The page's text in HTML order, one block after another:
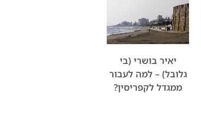
יאיר בושרי (בי
גלובל) – למה לעבור
ממגדל לקפריסין?